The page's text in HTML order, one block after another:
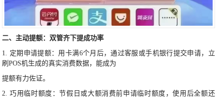
二、主动提额：双管齐下提成功率
1. 定期申请提额：用卡满6个月后，通过客服或手机银行提交申请，立
刷POS机生成的真实消费数据，能成为
提额有力佐证。
2. 巧用临时额度：节假日或大额消费前申请临时额度，使用后全额还